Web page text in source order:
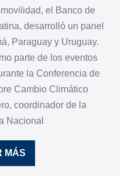
el Banco de
desarrolló un panel
Paraguay y Uruguay.
parte de los eventos
la Conferencia de
Cambio Climático
coordinador de la
Nacional
MÁS